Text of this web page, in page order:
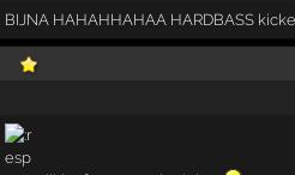
BIJNA HAHAHHAHAA HARDBASS